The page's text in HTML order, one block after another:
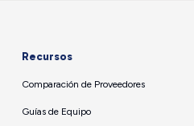
Recursos
Comparación de Proveedores
Guías de Equipo